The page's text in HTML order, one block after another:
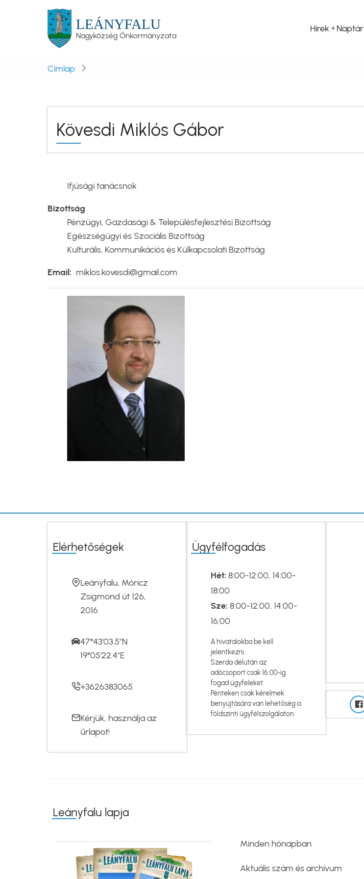
LEÁNYFALU
Nagyközség Önkormányzata
Hírek Naptár
Címlap
Kövesdi Miklós Gábor
Ifjúsági tanácsnok
Bizottság
Pénzügyi, Gazdasági & Településfejlesztési Bizottság
Egészségügyi és Szociális Bizottság
Kulturális, Kommunikációs és Külkapcsolati Bizottság
Email miklos.kovesdi@gmail.com
Elérhetőségek
Leányfalu, Móricz
Zsigmond út 126,
2016
47°43'03.5"N
19°05'22.4"E
+3626383065
Kérjük, használja az
űrlapot!
Ügyfélfogadás
Hét: 8:00-12:00, 14:00-
18:00
Sze: 8:00-12:00, 14:00-
16:00
A hivatalokba be kell
jelentkezni.
Szerda délután az
adócsoport csak 16:00-ig
fogad ügyfeleket.
Pénteken csak kérelmek
benyújtására van lehetőség a
földszinti ügyfélszolgálaton.
Leányfalu lapja
Minden hónapban
Aktuális szám és archívum